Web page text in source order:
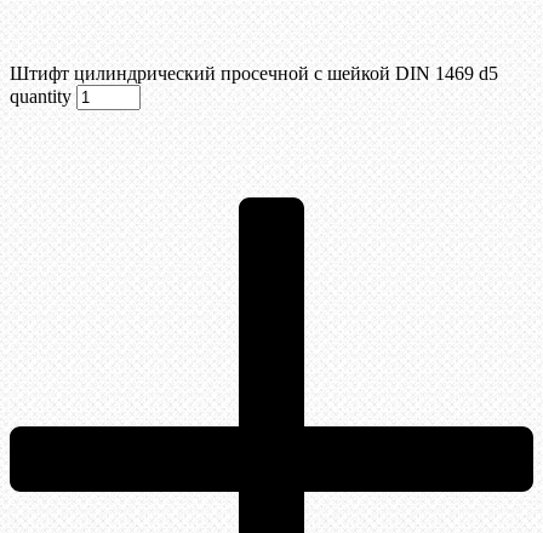
Штифт цилиндрический просечной с шейкой DIN 1469 d5
quantity